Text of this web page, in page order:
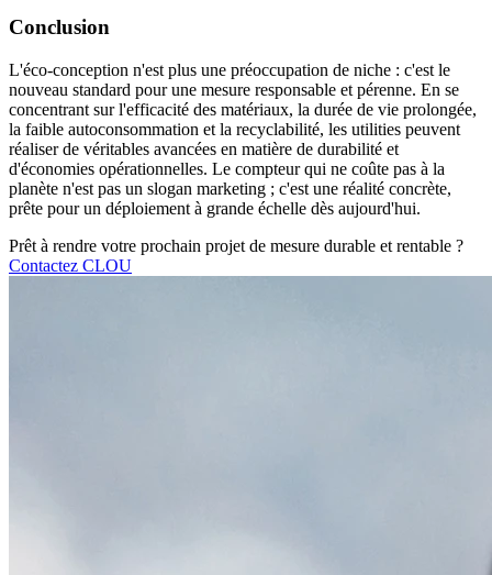
Conclusion
L'éco-conception n'est plus une préoccupation de niche : c'est le
nouveau standard pour une mesure responsable et pérenne. En se
concentrant sur l'efficacité des matériaux, la durée de vie prolongée,
la faible autoconsommation et la recyclabilité, les utilities peuvent
réaliser de véritables avancées en matière de durabilité et
d'économies opérationnelles. Le compteur qui ne coûte pas à la
planète n'est pas un slogan marketing ; c'est une réalité concrète,
prête pour un déploiement à grande échelle dès aujourd'hui.
Prêt à rendre votre prochain projet de mesure durable et rentable ?
Contactez CLOU